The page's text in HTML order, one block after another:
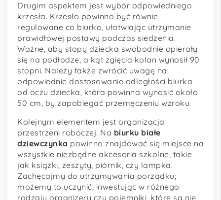
Drugim aspektem jest wybór odpowiedniego
krzesła. Krzesło powinno być równie
regulowane co biurko, ułatwiając utrzymanie
prawidłowej postawy podczas siedzenia.
Ważne, aby stopy dziecka swobodnie opierały
się na podłodze, a kąt zgięcia kolan wynosił 90
stopni. Należy także zwrócić uwagę na
odpowiednie dostosowanie odległości biurka
od oczu dziecka, która powinna wynosić około
50 cm, by zapobiegać przemęczeniu wzroku.
Kolejnym elementem jest organizacja
przestrzeni roboczej. Na biurku białe
dziewczynka powinno znajdować się miejsce na
wszystkie niezbędne akcesoria szkolne, takie
jak książki, zeszyty, piórnik, czy lampka.
Zachęcajmy do utrzymywania porządku;
możemy to uczynić, inwestując w różnego
rodzaju organizery czy pojemniki, które są nie